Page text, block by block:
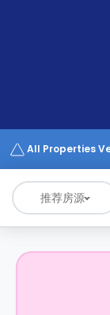
Works
All Properties
推荐房源